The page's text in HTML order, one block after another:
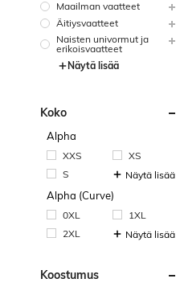
Maailman vaatteet
Äitiysvaatteet
Naisten univormut ja
erikoisvaatteet
Näytä lisää
Koko
Alpha
XXS
XS
S
Näytä lisää
Alpha (Curve)
0XL
1XL
2XL
Näytä lisää
Koostumus